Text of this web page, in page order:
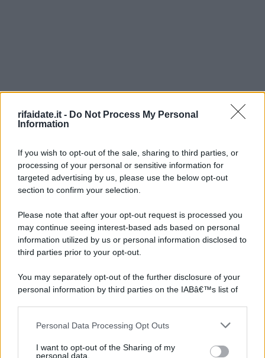
rifaidate.it - Do Not Process My Personal
Information
If you wish to opt-out of the sale, sharing to third parties, or
processing of your personal or sensitive information for
targeted advertising by us, please use the below opt-out
section to confirm your selection.
Please note that after your opt-out request is processed you
may continue seeing interest-based ads based on personal
information utilized by us or personal information disclosed to
third parties prior to your opt-out.
You may separately opt-out of the further disclosure of your
personal information by third parties on the IABâ€™s list of
This information may also be disclosed by us to third parties
further disclose it to other third parties.
Personal Data Processing Opt Outs
I want to opt-out of the Sharing of my
personal data.
©2026 - rifaidate.it - p.iva 03338800984 Privacy Pubblicità